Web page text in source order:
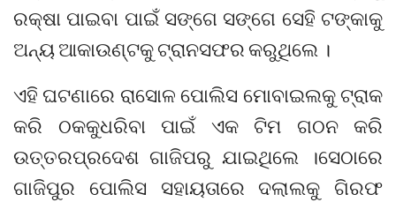
ରକ୍ଷା ପାଇବା ପାଇଁ ସଙ୍ଗେ ସଙ୍ଗେ ସେହି ଟଙ୍କାକୁ
ଅନ୍ୟ ଆକାଉଣ୍ଟକୁ ଟ୍ରାନସଫର କରୁଥିଲେ ।
ଏହି ଘଟଣାରେ ରାସୋଳ ପୋଲିସ ମୋବାଇଲକୁ ଟ୍ରାକ
କରି ଠକକୁଧରିବା ପାଇଁ ଏକ ଟିମ ଗଠନ କରି
ଉତ୍ତରପ୍ରଦେଶ ଗାଜିପରୁ ଯାଇଥିଲେ ।ସେଠାରେ
ଗାଜିପୁର ପୋଲିସ ସହାୟତାରେ ଦଲାଲକୁ ଗିରଫ